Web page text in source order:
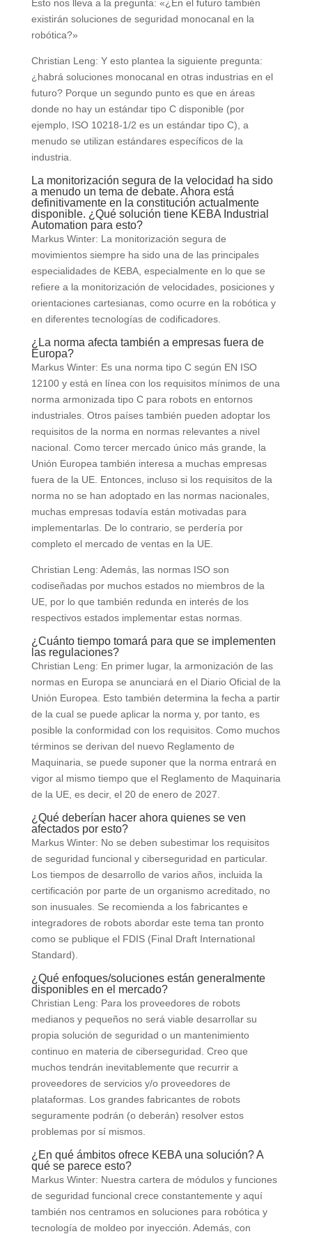
Esto nos lleva a la pregunta: «¿En el futuro también
existirán soluciones de seguridad monocanal en la
robótica?»
Christian Leng: Y esto plantea la siguiente pregunta:
¿habrá soluciones monocanal en otras industrias en el
futuro? Porque un segundo punto es que en áreas
donde no hay un estándar tipo C disponible (por
ejemplo, ISO 10218-1/2 es un estándar tipo C), a
menudo se utilizan estándares específicos de la
industria.
La monitorización segura de la velocidad ha sido
a menudo un tema de debate. Ahora está
definitivamente en la constitución actualmente
disponible. ¿Qué solución tiene KEBA Industrial
Automation para esto?
Markus Winter: La monitorización segura de
movimientos siempre ha sido una de las principales
especialidades de KEBA, especialmente en lo que se
refiere a la monitorización de velocidades, posiciones y
orientaciones cartesianas, como ocurre en la robótica y
en diferentes tecnologías de codificadores.
¿La norma afecta también a empresas fuera de
Europa?
Markus Winter: Es una norma tipo C según EN ISO
12100 y está en línea con los requisitos mínimos de una
norma armonizada tipo C para robots en entornos
industriales. Otros países también pueden adoptar los
requisitos de la norma en normas relevantes a nivel
nacional. Como tercer mercado único más grande, la
Unión Europea también interesa a muchas empresas
fuera de la UE. Entonces, incluso si los requisitos de la
norma no se han adoptado en las normas nacionales,
muchas empresas todavía están motivadas para
implementarlas. De lo contrario, se perdería por
completo el mercado de ventas en la UE.
Christian Leng: Además, las normas ISO son
codiseñadas por muchos estados no miembros de la
UE, por lo que también redunda en interés de los
respectivos estados implementar estas normas.
¿Cuánto tiempo tomará para que se implementen
las regulaciones?
Christian Leng: En primer lugar, la armonización de las
normas en Europa se anunciará en el Diario Oficial de la
Unión Europea. Esto también determina la fecha a partir
de la cual se puede aplicar la norma y, por tanto, es
posible la conformidad con los requisitos. Como muchos
términos se derivan del nuevo Reglamento de
Maquinaria, se puede suponer que la norma entrará en
vigor al mismo tiempo que el Reglamento de Maquinaria
de la UE, es decir, el 20 de enero de 2027.
¿Qué deberían hacer ahora quienes se ven
afectados por esto?
Markus Winter: No se deben subestimar los requisitos
de seguridad funcional y ciberseguridad en particular.
Los tiempos de desarrollo de varios años, incluida la
certificación por parte de un organismo acreditado, no
son inusuales. Se recomienda a los fabricantes e
integradores de robots abordar este tema tan pronto
como se publique el FDIS (Final Draft International
Standard).
¿Qué enfoques/soluciones están generalmente
disponibles en el mercado?
Christian Leng: Para los proveedores de robots
medianos y pequeños no será viable desarrollar su
propia solución de seguridad o un mantenimiento
continuo en materia de ciberseguridad. Creo que
muchos tendrán inevitablemente que recurrir a
proveedores de servicios y/o proveedores de
plataformas. Los grandes fabricantes de robots
seguramente podrán (o deberán) resolver estos
problemas por sí mismos.
¿En qué ámbitos ofrece KEBA una solución? A
qué se parece esto?
Markus Winter: Nuestra cartera de módulos y funciones
de seguridad funcional crece constantemente y aquí
también nos centramos en soluciones para robótica y
tecnología de moldeo por inyección. Además, con